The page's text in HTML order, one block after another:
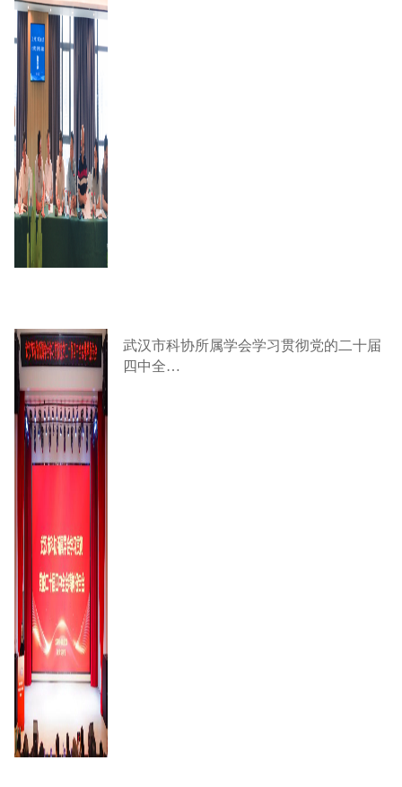
武汉市科协所属学会学习贯彻党的二十届
四中全…